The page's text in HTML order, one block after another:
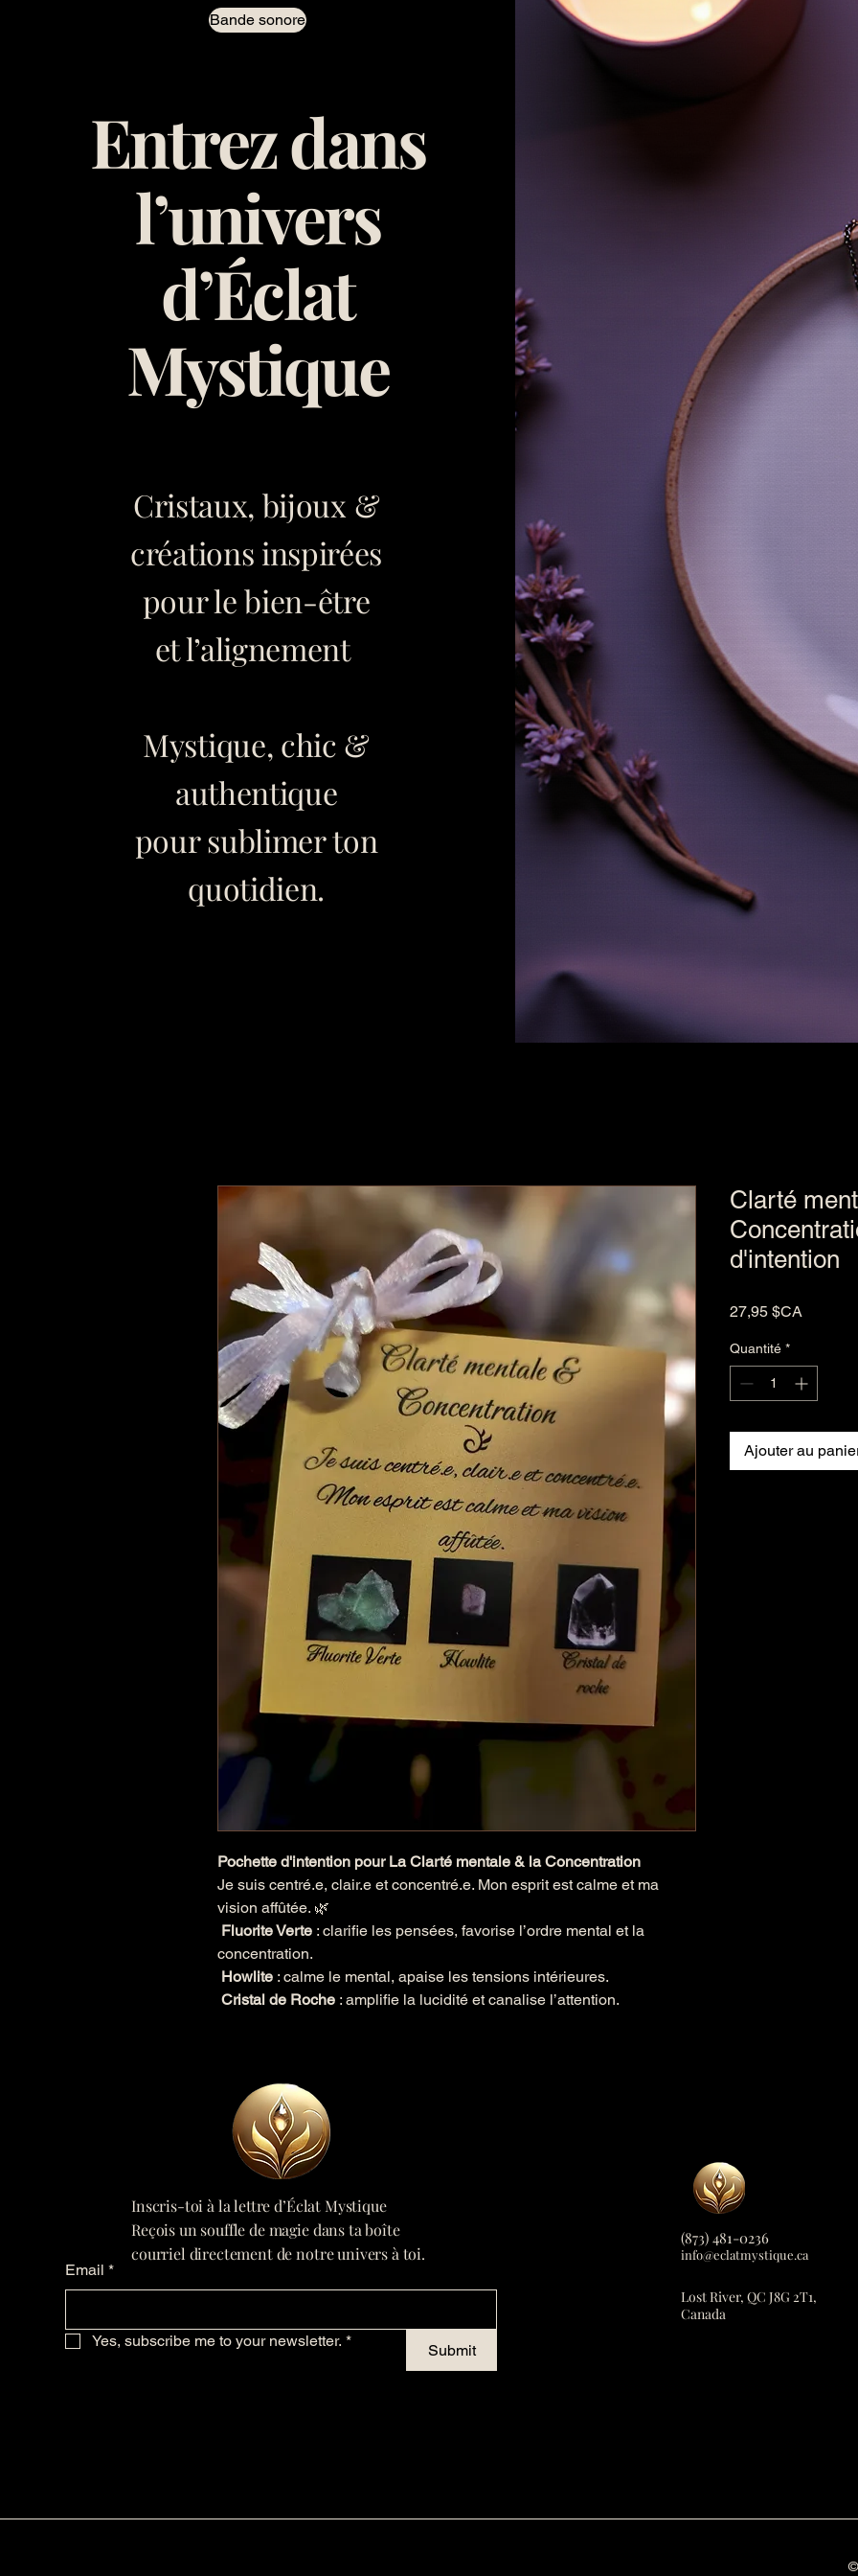
Bande sonore
Entrez dans
l’univers
d’Éclat
Mystique
Cristaux, bijoux &
créations inspirées
pour le bien-être
et l’alignement
Mystique, chic &
authentique
pour sublimer ton
quotidien.
Pochette d'intention pour La Clarté mentale & la Concentration
Je suis centré.e, clair.e et concentré.e. Mon esprit est calme et ma
vision affûtée. 🌿
Fluorite Verte : clarifie les pensées, favorise l’ordre mental et la
concentration.
Howlite : calme le mental, apaise les tensions intérieures.
Cristal de Roche : amplifie la lucidité et canalise l’attention.
Clarté
d'intention
27,95 $CA
Quantité *
Ajouter au
Inscris-toi à la lettre d’Éclat Mystique
Reçois un souffle de magie dans ta boîte
courriel directement de notre univers à toi.
Email *
Yes, subscribe me to your newsletter. *
Submit
(873) 481-0236
info@eclatmystique.ca
Lost River, QC J8G 2T1,
Canada